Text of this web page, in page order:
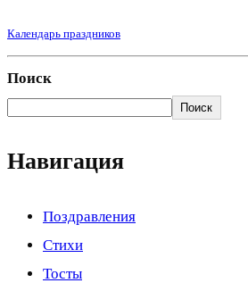
Календарь праздников
Поиск
Поиск
Навигация
Поздравления
Стихи
Тосты